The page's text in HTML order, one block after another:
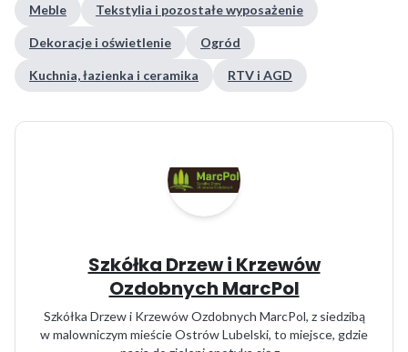
Meble Tekstylia i pozostałe wyposażenie
Dekoracje i oświetlenie Ogród
Kuchnia, łazienka i ceramika RTV i AGD
Szkółka Drzew i Krzewów
Ozdobnych MarcPol
Szkółka Drzew i Krzewów Ozdobnych MarcPol, z siedzibą
w malowniczym mieście Ostrów Lubelski, to miejsce, gdzie